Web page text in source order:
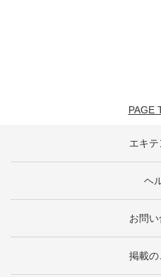
PAGE
エキ
ヘ
お問
掲載の